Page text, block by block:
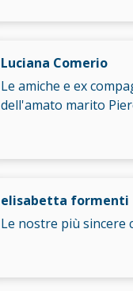
Luciana Comerio
Le amiche e ex
dell'amato marito
elisabetta formenti
Le nostre più sincere